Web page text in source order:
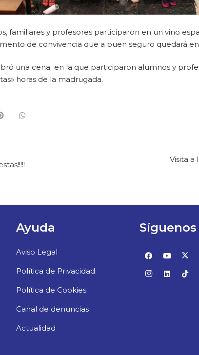
familiares y profesores participaron en un vino
de convivencia que a buen seguro quedará
una cena en la que participaron alumnos y
horas de la madrugada.
Visita a
Ayuda
Aviso Legal
Política de Privacidad
Política de Cookies
Canal de denuncias
Actualidad
Síguenos